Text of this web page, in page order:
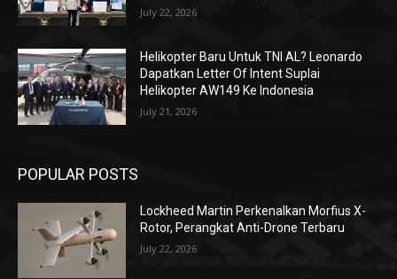
July 22, 2026
Helikopter Baru Untuk TNI AL? Leonardo
Dapatkan Letter Of Intent Suplai
Helikopter AW149 Ke Indonesia
July 21, 2026
POPULAR POSTS
Lockheed Martin Perkenalkan Morfius X-
Rotor, Perangkat Anti-Drone Terbaru
July 22, 2026